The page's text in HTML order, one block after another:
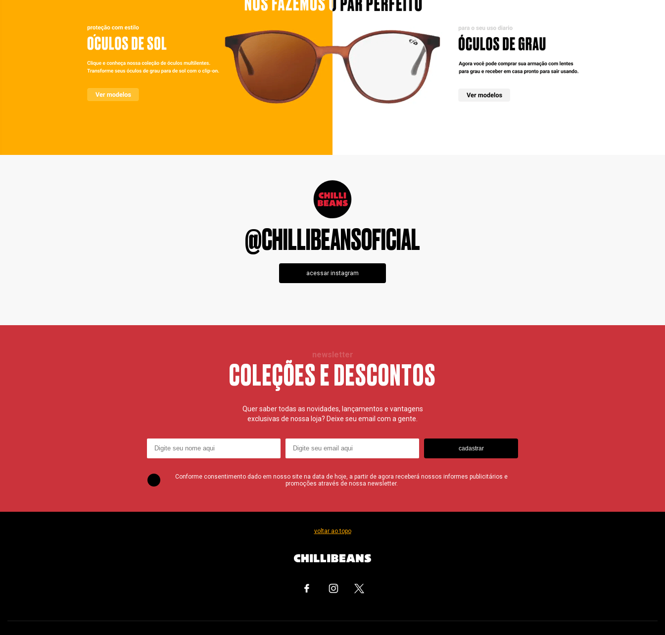
@CHILLIBEANSOFICIAL
acessar instagram
newsletter
COLEÇÕES E DESCONTOS
Quer saber todas as novidades, lançamentos e vantagens
exclusivas de nossa loja? Deixe seu email com a gente.
cadastrar
Conforme consentimento dado em nosso site na data de hoje, a partir de agora receberá nossos informes publicitários e
promoções através de nossa newsletter.
voltar ao topo